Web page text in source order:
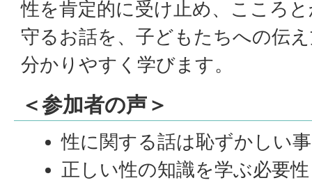
性を肯定的に受け止め、こころ
守るお話を、子どもたちへの伝
分かりやすく学びます。
＜参加者の声＞
性に関する話は恥ずかしい
正しい性の知識を学ぶ必要